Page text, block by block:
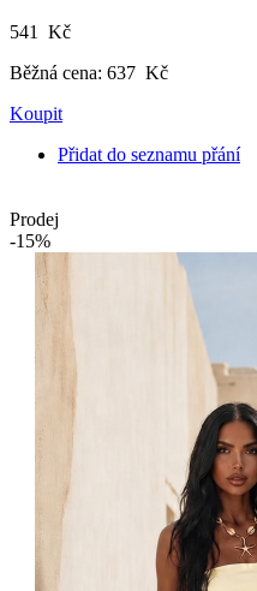
541 Kč
Běžná cena: 637 Kč
Koupit
Přidat do seznamu přání
Prodej
-15%